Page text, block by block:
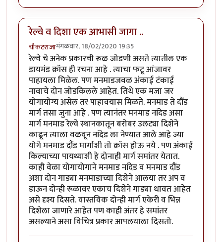
रेल्वे व दिशा एक आभासी जागा ..
चौकटराजामंगळवार, 18/02/2020 19:35
रेल्वे चे अनेक प्रकारची रूळ जोडणी असते त्यातील एक
डायमंड क्रॉस ही रचना आहे . त्याचा फटू आंजावर
पाहायला मिळेल. पण मनमाडजवळ अंकाई टंकाई
नावाचे दोन जोडकिलले आहेत. तिथे एक मजा जर
योगायोग्य असेल तर पाहावयास मिळते. मनमाड ते दौंड
मार्ग तसा जुना आहे . पण त्यानंतर मनमाड नांदेड असा
मार्ग मनमाड रेल्वे स्थानकातून बरोबर उलट्या दिशेने
काढून त्याला वळवून नांदेड ला नेण्यात आले आहे ज्या
योगे मनमाड दौंड मार्गाशी तो क्रॉस होऊ नये . पण अंकाई
किल्याच्या पायथ्याशी हे दोनाही मार्ग समांतर येतात.
काही वेळा योगायोगाने मनमाड नांदेड व मनमाड दौंड
अशा दोन गाड्या मनमाडाच्या दिशेने आलया तर अप व
डाऊन दोन्ही रूळावर एकाच दिशेने गाड्या धावत आहेत
असे दृश्य दिसते. वास्तविक दोन्ही मार्ग एकेरी व भिन्न
दिशेला जाणारे आहेत पण काही अंतर हे समांतर
असल्याने असा विचित्र प्रकार आपलयाला दिसतो.